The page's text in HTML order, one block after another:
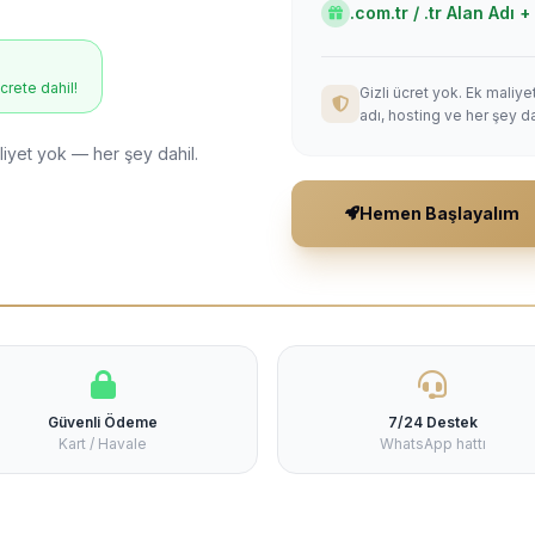
dahil!
yok — her şey dahil.
.com.tr / .tr Alan Adı
Gizli ücret yok. Ek
adı, hosting ve her şey
Hemen Başlayalım
Güvenli Ödeme
Kart / Havale
7/24 Destek
WhatsApp hattı